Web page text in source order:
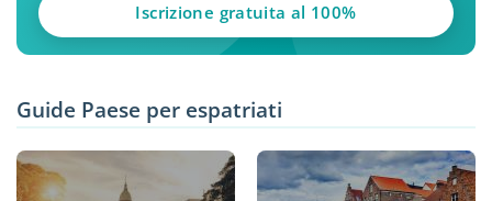
Iscrizione gratuita al 100%
Guide Paese per espatriati